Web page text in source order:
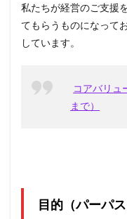
方を追
求する
「AND
の才
5
ステ
ッ
私たちが経営のご支援
てもらうものになって
しています。
コアバリュ
まで）
目的（パーパ